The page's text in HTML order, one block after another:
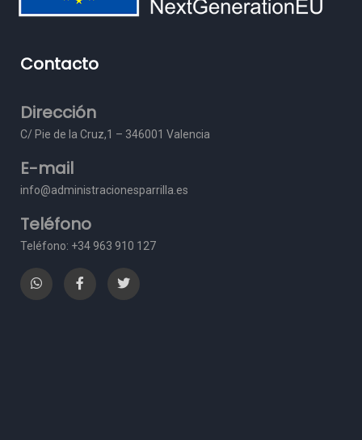
Contacto
Dirección
C/ Pie de la Cruz,1 – 346001 Valencia
E-mail
info@administracionesparrilla.es
Teléfono
Teléfono: +34 963 910 127